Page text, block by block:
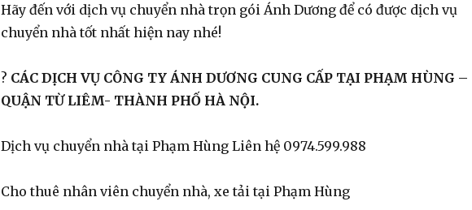
Hãy đến với dịch vụ chuyển nhà trọn gói Ánh Dương để có được dịch vụ
chuyển nhà tốt nhất hiện nay nhé!
? CÁC DỊCH VỤ CÔNG TY ÁNH DƯƠNG CUNG CẤP TẠI PHẠM HÙNG –
QUẬN TỪ LIÊM- THÀNH PHỐ HÀ NỘI.
Dịch vụ chuyển nhà tại Phạm Hùng Liên hệ 0974.599.988
Cho thuê nhân viên chuyển nhà, xe tải tại Phạm Hùng